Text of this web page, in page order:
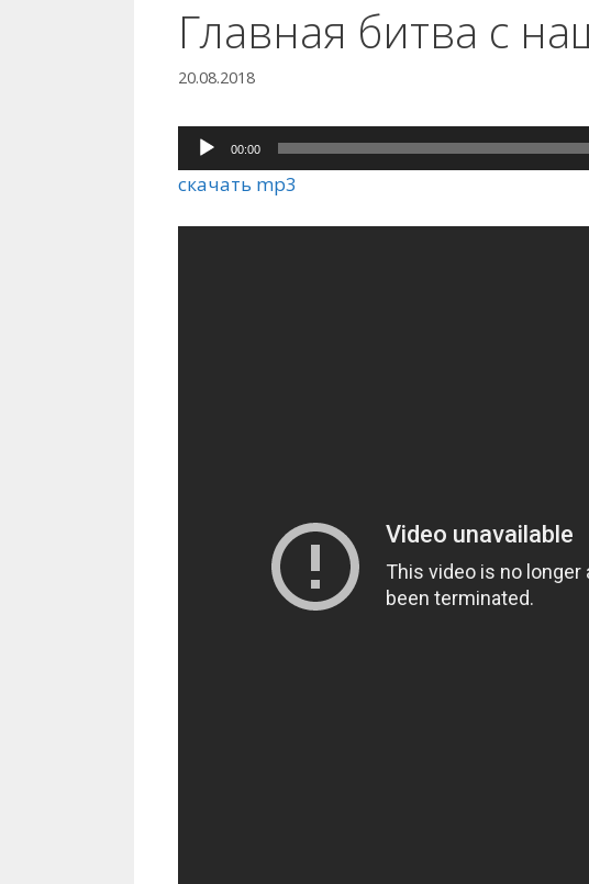
Главная битва с
20.08.2018
Аудиоплеер
00:00
скачать mp3